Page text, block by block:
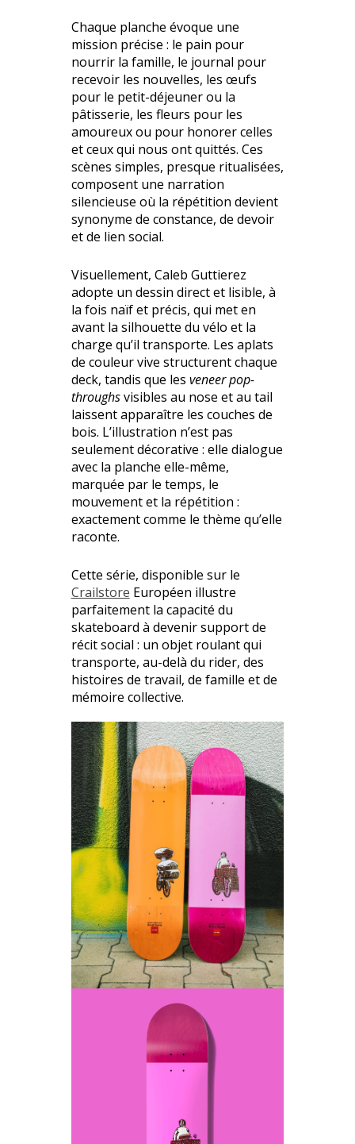
Chaque planche évoque une
mission précise : le pain pour
nourrir la famille, le journal pour
recevoir les nouvelles, les œufs
pour le petit-déjeuner ou la
pâtisserie, les fleurs pour les
amoureux ou pour honorer celles
et ceux qui nous ont quittés. Ces
scènes simples, presque ritualisées,
composent une narration
silencieuse où la répétition devient
synonyme de constance, de devoir
et de lien social.
Visuellement, Caleb Guttierez
adopte un dessin direct et lisible, à
la fois naïf et précis, qui met en
avant la silhouette du vélo et la
charge qu’il transporte. Les aplats
de couleur vive structurent chaque
deck, tandis que les veneer pop-
throughsvisibles au nose et au tail
laissent apparaître les couches de
bois. L’illustration n’est pas
seulement décorative : elle dialogue
avec la planche elle-même,
marquée par le temps, le
mouvement et la répétition :
exactement comme le thème qu’elle
raconte.
Cette série, disponible sur le
Crailstore Européen illustre
parfaitement la capacité du
skateboard à devenir support de
récit social : un objet roulant qui
transporte, au-delà du rider, des
histoires de travail, de famille et de
mémoire collective.